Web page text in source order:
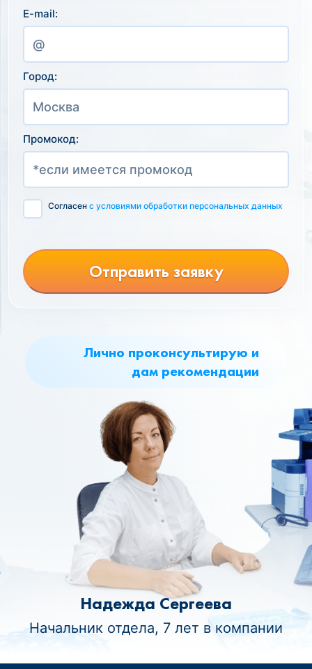
Лично проконсультирую и
дам рекомендации
Надежда Сергеева
Начальник отдела, 7 лет в компании
E-mail:
Город:
Промокод:
Согласен с условиями обработки персональных данных
Отправить заявку